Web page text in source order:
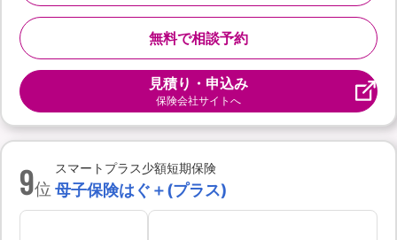
無料で相談予約
見積り・申込み
保険会社サイトへ
9位
スマートプラス少額短期保険
母子保険はぐ＋(プラス)